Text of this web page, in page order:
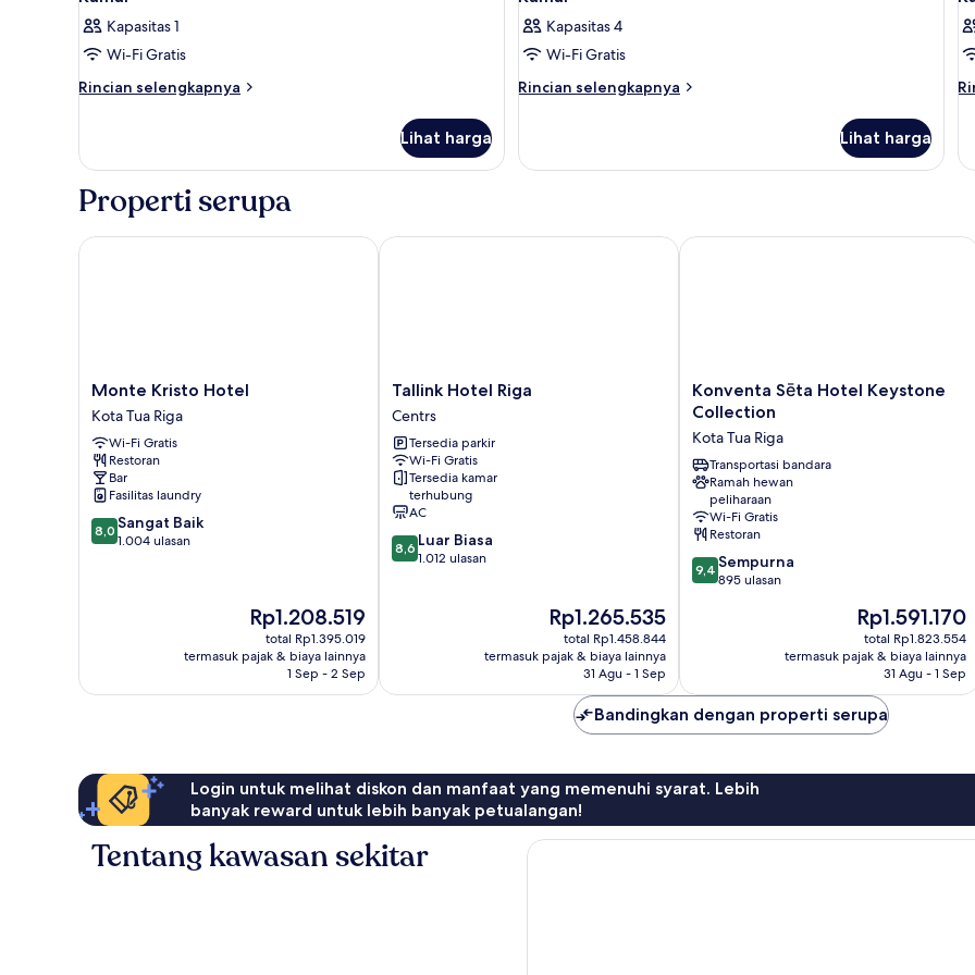
Kapasitas 1
Wi-Fi Gratis
Rincian selengkapnya
Rincian
Kamar
Lihat harga
Kapasitas 4
Wi-Fi Gratis
Rincian selengkapnya
Rincian
Kamar
Lihat harga
Properti serupa
Monte
Kristo
Hotel
Kota
Tua
Riga
Monte Kristo Hotel
Kota Tua Riga
Wi-Fi Gratis
Restoran
Bar
Fasilitas laundry
8.0
dari
8,0 Sangat Baik
1.004 ulasan
Harga
sekarang
Rp1.208.519
Rp1.208.519
total Rp1.395.019
termasuk pajak & biaya lainnya
1 Sep - 2 Sep
Monte Kristo Hotel
Tallink
Hotel
Riga
Centrs
Tallink Hotel Riga
Centrs
Tersedia parkir
Wi-Fi Gratis
Tersedia kamar
terhubung
AC
8.6
dari
8,6 Luar Biasa
1.012 ulasan
Harga
sekarang
Rp1.265.535
Rp1.265.535
total Rp1.458.844
termasuk pajak & biaya lainnya
31 Agu - 1 Sep
Tallink Hotel Riga
Konventa
Sēta
Keystone
Collection
Kota
Tua
Riga
Konventa Sēta Hotel Keystone
Collection
Kota Tua Riga
Transportasi bandara
Ramah hewan
peliharaan
Wi-Fi Gratis
Restoran
9.4
dari
9,4 Sempurna
895 ulasan
Harga
sekarang
Rp1.591.170
Rp1.591.170
total Rp1.823.554
termasuk pajak & biaya lainnya
31 Agu - 1 Sep
Konventa Sēta Hotel Keystone
Bandingkan dengan properti serupa
Login untuk melihat diskon dan manfaat yang memenuhi syarat. Lebih
banyak reward untuk lebih banyak petualangan!
Tentang kawasan sekitar